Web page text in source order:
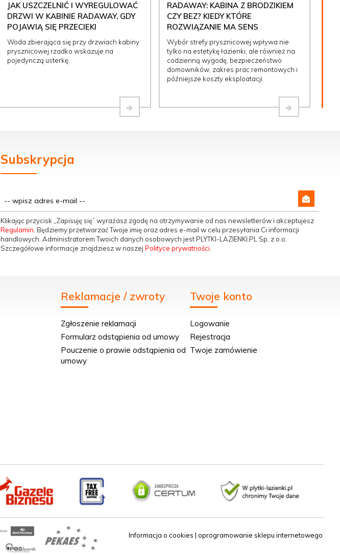
JAK USZCZELNIĆ I WYREGULOWAĆ
DRZWI W KABINIE RADAWAY, GDY
POJAWIĄ SIĘ PRZECIEKI
Woda zbierająca się przy drzwiach kabiny
prysznicowej rzadko wskazuje na
pojedynczą usterkę.
RADAWAY: KABINA Z BRODZIKIEM
CZY BEZ? KIEDY KTÓRE
ROZWIĄZANIE MA SENS
Wybór strefy prysznicowej wpływa nie
tylko na estetykę łazienki, ale również na
codzienną wygodę, bezpieczeństwo
domowników, zakres prac remontowych i
późniejsze koszty eksploatacji.
Subskrypcja
Klikając przycisk „Zapisuję się” wyrażasz zgodę na otrzymywanie od nas newsletterów i akceptujesz
Regulamin. Będziemy przetwarzać Twoje imię oraz adres e-mail w celu przesyłania Ci informacji
handlowych. Administratorem Twoich danych osobowych jest PLYTKI-LAZIENKI.PL Sp. z o.o.
Szczegółowe informacje znajdziesz w naszej Polityce prywatności.
Reklamacje / zwroty
Zgłoszenie reklamacji
Formularz odstąpienia od umowy
Pouczenie o prawie odstąpienia od
umowy
Twoje konto
Logowanie
Rejestracja
Twoje zamówienie
Informacja o cookies | oprogramowanie sklepu internetowego